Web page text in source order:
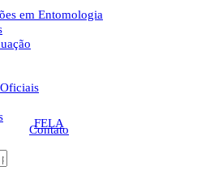
em Entomologia
FELA
Contato